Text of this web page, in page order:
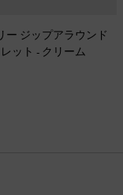
ー ジップアラウンド
ット - クリーム